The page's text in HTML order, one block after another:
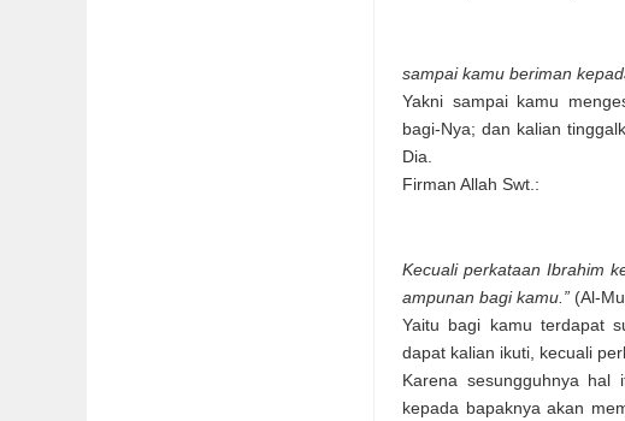
sampai kamu beriman
Yakni sampai kamu
bagi-Nya; dan kalian
Dia.
Firman Allah Swt.:
Kecuali perkataan Ibrahim
ampunan bagi kamu.” (Al-
Yaitu bagi kamu terdapat
dapat kalian ikuti, kecuali
Karena sesungguhnya hal
kepada bapaknya akan